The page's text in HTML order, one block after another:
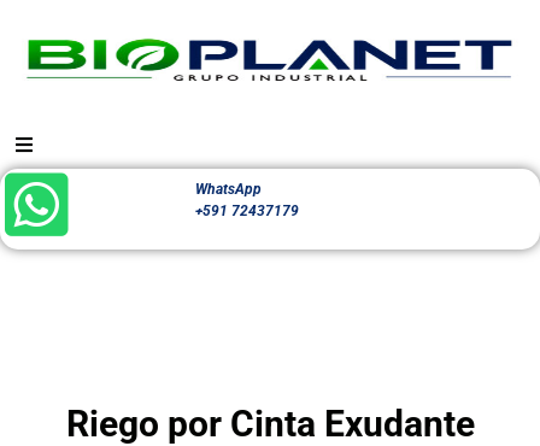
WhatsApp
+591 72437179
Riego por Cinta Exudante